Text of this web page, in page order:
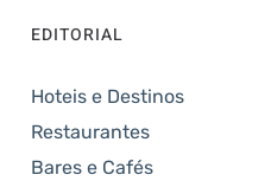
EDITORIAL
Hoteis e Destinos
Restaurantes
Bares e Cafés